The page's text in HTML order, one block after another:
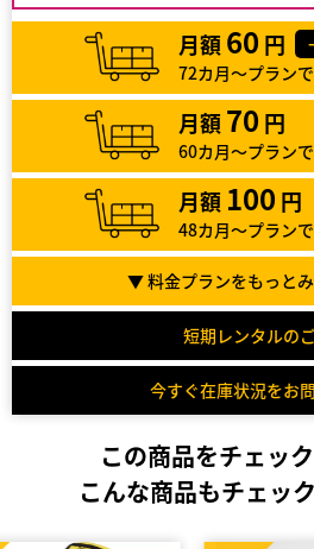
月額 60 円
72カ月～プラン
月額 70 円
60カ月～プラン
月額 100 円
48カ月～プラン
▼ 料金プランをもっと
短期レンタルの
今すぐ在庫状況をお
この商品をチェック
こんな商品もチェッ